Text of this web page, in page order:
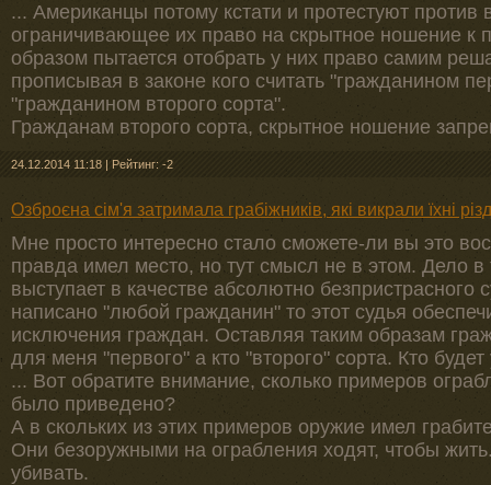
... Американцы потому кстати и протестуют против
ограничивающее их право на скрытное ношение к
образом пытается отобрать у них право самим
прописывая в законе кого считать "гражданином
"гражданином второго сорта".
Гражданам второго сорта, скрытное ношение
24.12.2014 11:18 | Рейтинг: -2
Озброєна сім'я затримала грабіжників, які викрали їхні
Мне просто интересно стало сможете-ли вы это
правда имел место, но тут смысл не в этом. Дело в
выступает в качестве абсолютно безпристрасного
написано "любой гражданин" то этот судья
исключения граждан. Оставляя таким образам
для меня "первого" а кто "второго" сорта. Кто будет
... Вот обратите внимание, сколько примеров
было приведено?
А в скольких из этих примеров оружие имел
Они безоружными на ограбления ходят, чтобы
убивать.